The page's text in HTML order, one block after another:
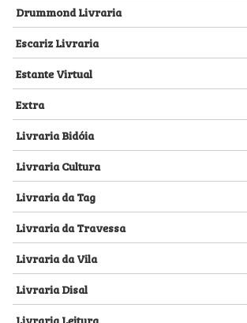
Drummond Livraria
Escariz Livraria
Estante Virtual
Extra
Livraria Bidóia
Livraria Cultura
Livraria da Tag
Livraria da Travessa
Livraria da Vila
Livraria Disal